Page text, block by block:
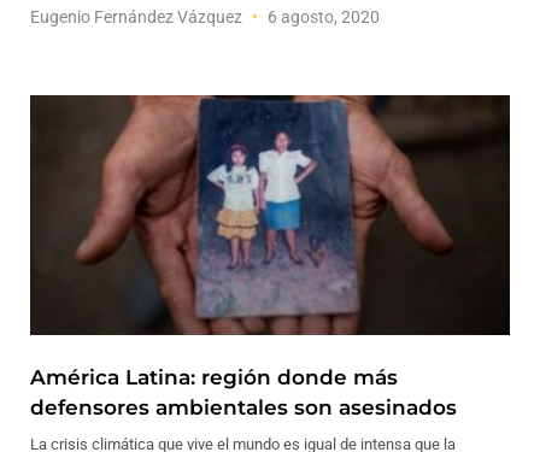
Eugenio Fernández Vázquez 6 agosto, 2020
América Latina: región donde más
defensores ambientales son asesinados
La crisis climática que vive el mundo es igual de intensa que la